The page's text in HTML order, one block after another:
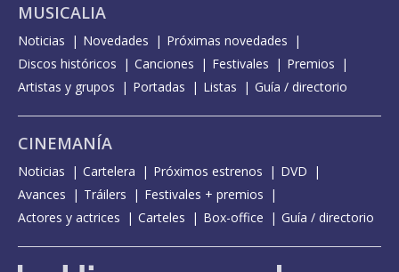
MUSICALIA
Noticias Novedades
Próximas novedades
Discos históricos
Canciones Festivales
Premios
Artistas y grupos
Portadas Listas Guía / directorio
CINEMANÍA
Noticias Cartelera Próximos estrenos
DVD
Avances
Tráilers
Festivales + premios
Actores y actrices
Carteles Box-office Guía / directorio